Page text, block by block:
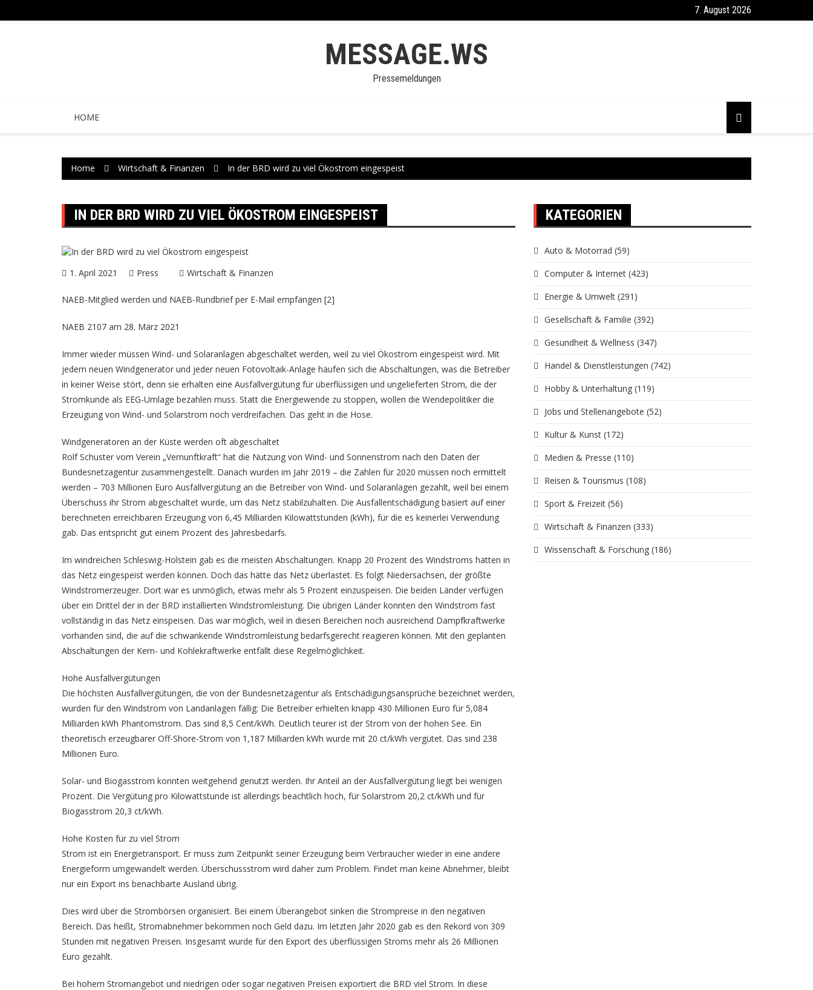
to
7. August 2026
MESSAGE.WS
Pressemeldungen
HOME
Home Wirtschaft & Finanzen In der BRD wird zu viel Ökostrom eingespeist
IN DER BRD WIRD ZU VIEL ÖKOSTROM EINGESPEIST
1. April 2021 Press Wirtschaft & Finanzen
NAEB-Mitglied werden und NAEB-Rundbrief per E-Mail empfangen [2]
NAEB 2107 am 28. März 2021
Immer wieder müssen Wind- und Solaranlagen abgeschaltet werden, weil zu viel Ökostrom eingespeist wird. Mit
jedem neuen Windgenerator und jeder neuen Fotovoltaik-Anlage häufen sich die Abschaltungen, was die Betreiber
in keiner Weise stört, denn sie erhalten eine Ausfallvergütung für überflüssigen und ungelieferten Strom, die der
Stromkunde als EEG-Umlage bezahlen muss. Statt die Energiewende zu stoppen, wollen die Wendepolitiker die
Erzeugung von Wind- und Solarstrom noch verdreifachen. Das geht in die Hose.
Windgeneratoren an der Küste werden oft abgeschaltet
Rolf Schuster vom Verein „Vernunftkraft“ hat die Nutzung von Wind- und Sonnenstrom nach den Daten der
Bundesnetzagentur zusammengestellt. Danach wurden im Jahr 2019 – die Zahlen für 2020 müssen noch ermittelt
werden – 703 Millionen Euro Ausfallvergütung an die Betreiber von Wind- und Solaranlagen gezahlt, weil bei einem
Überschuss ihr Strom abgeschaltet wurde, um das Netz stabilzuhalten. Die Ausfallentschädigung basiert auf einer
berechneten erreichbaren Erzeugung von 6,45 Milliarden Kilowattstunden (kWh), für die es keinerlei Verwendung
gab. Das entspricht gut einem Prozent des Jahresbedarfs.
Im windreichen Schleswig-Holstein gab es die meisten Abschaltungen. Knapp 20 Prozent des Windstroms hätten in
das Netz eingespeist werden können. Doch das hätte das Netz überlastet. Es folgt Niedersachsen, der größte
Windstromerzeuger. Dort war es unmöglich, etwas mehr als 5 Prozent einzuspeisen. Die beiden Länder verfügen
über ein Drittel der in der BRD installierten Windstromleistung. Die übrigen Länder konnten den Windstrom fast
vollständig in das Netz einspeisen. Das war möglich, weil in diesen Bereichen noch ausreichend Dampfkraftwerke
vorhanden sind, die auf die schwankende Windstromleistung bedarfsgerecht reagieren können. Mit den geplanten
Abschaltungen der Kern- und Kohlekraftwerke entfällt diese Regelmöglichkeit.
Hohe Ausfallvergütungen
Die höchsten Ausfallvergütungen, die von der Bundesnetzagentur als Entschädigungsansprüche bezeichnet werden,
wurden für den Windstrom von Landanlagen fällig: Die Betreiber erhielten knapp 430 Millionen Euro für 5,084
Milliarden kWh Phantomstrom. Das sind 8,5 Cent/kWh. Deutlich teurer ist der Strom von der hohen See. Ein
theoretisch erzeugbarer Off-Shore-Strom von 1,187 Milliarden kWh wurde mit 20 ct/kWh vergütet. Das sind 238
Millionen Euro.
Solar- und Biogasstrom konnten weitgehend genutzt werden. Ihr Anteil an der Ausfallvergütung liegt bei wenigen
Prozent. Die Vergütung pro Kilowattstunde ist allerdings beachtlich hoch, für Solarstrom 20,2 ct/kWh und für
Biogasstrom 20,3 ct/kWh.
Hohe Kosten für zu viel Strom
Strom ist ein Energietransport. Er muss zum Zeitpunkt seiner Erzeugung beim Verbraucher wieder in eine andere
Energieform umgewandelt werden. Überschussstrom wird daher zum Problem. Findet man keine Abnehmer, bleibt
nur ein Export ins benachbarte Ausland übrig.
Dies wird über die Strombörsen organisiert. Bei einem Überangebot sinken die Strompreise in den negativen
Bereich. Das heißt, Stromabnehmer bekommen noch Geld dazu. Im letzten Jahr 2020 gab es den Rekord von 309
Stunden mit negativen Preisen. Insgesamt wurde für den Export des überflüssigen Stroms mehr als 26 Millionen
Euro gezahlt.
Bei hohem Stromangebot und niedrigen oder sogar negativen Preisen exportiert die BRD viel Strom. In diese
KATEGORIEN
Auto & Motorrad (59)
Computer & Internet (423)
Energie & Umwelt (291)
Gesellschaft & Familie (392)
Gesundheit & Wellness (347)
Handel & Dienstleistungen (742)
Hobby & Unterhaltung (119)
Jobs und Stellenangebote (52)
Kultur & Kunst (172)
Medien & Presse (110)
Reisen & Tourismus (108)
Sport & Freizeit (56)
Wirtschaft & Finanzen (333)
Wissenschaft & Forschung (186)